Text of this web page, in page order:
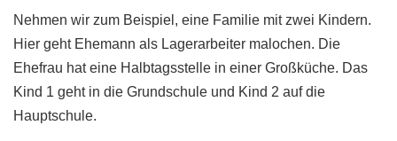
Nehmen wir zum Beispiel, eine Familie mit zwei Kindern.
Hier geht Ehemann als Lagerarbeiter malochen. Die
Ehefrau hat eine Halbtagsstelle in einer Großküche. Das
Kind 1 geht in die Grundschule und Kind 2 auf die
Hauptschule.